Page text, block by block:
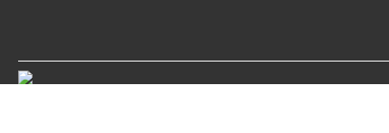
Magazinul nostru respecta 100% prevederile GDPR.